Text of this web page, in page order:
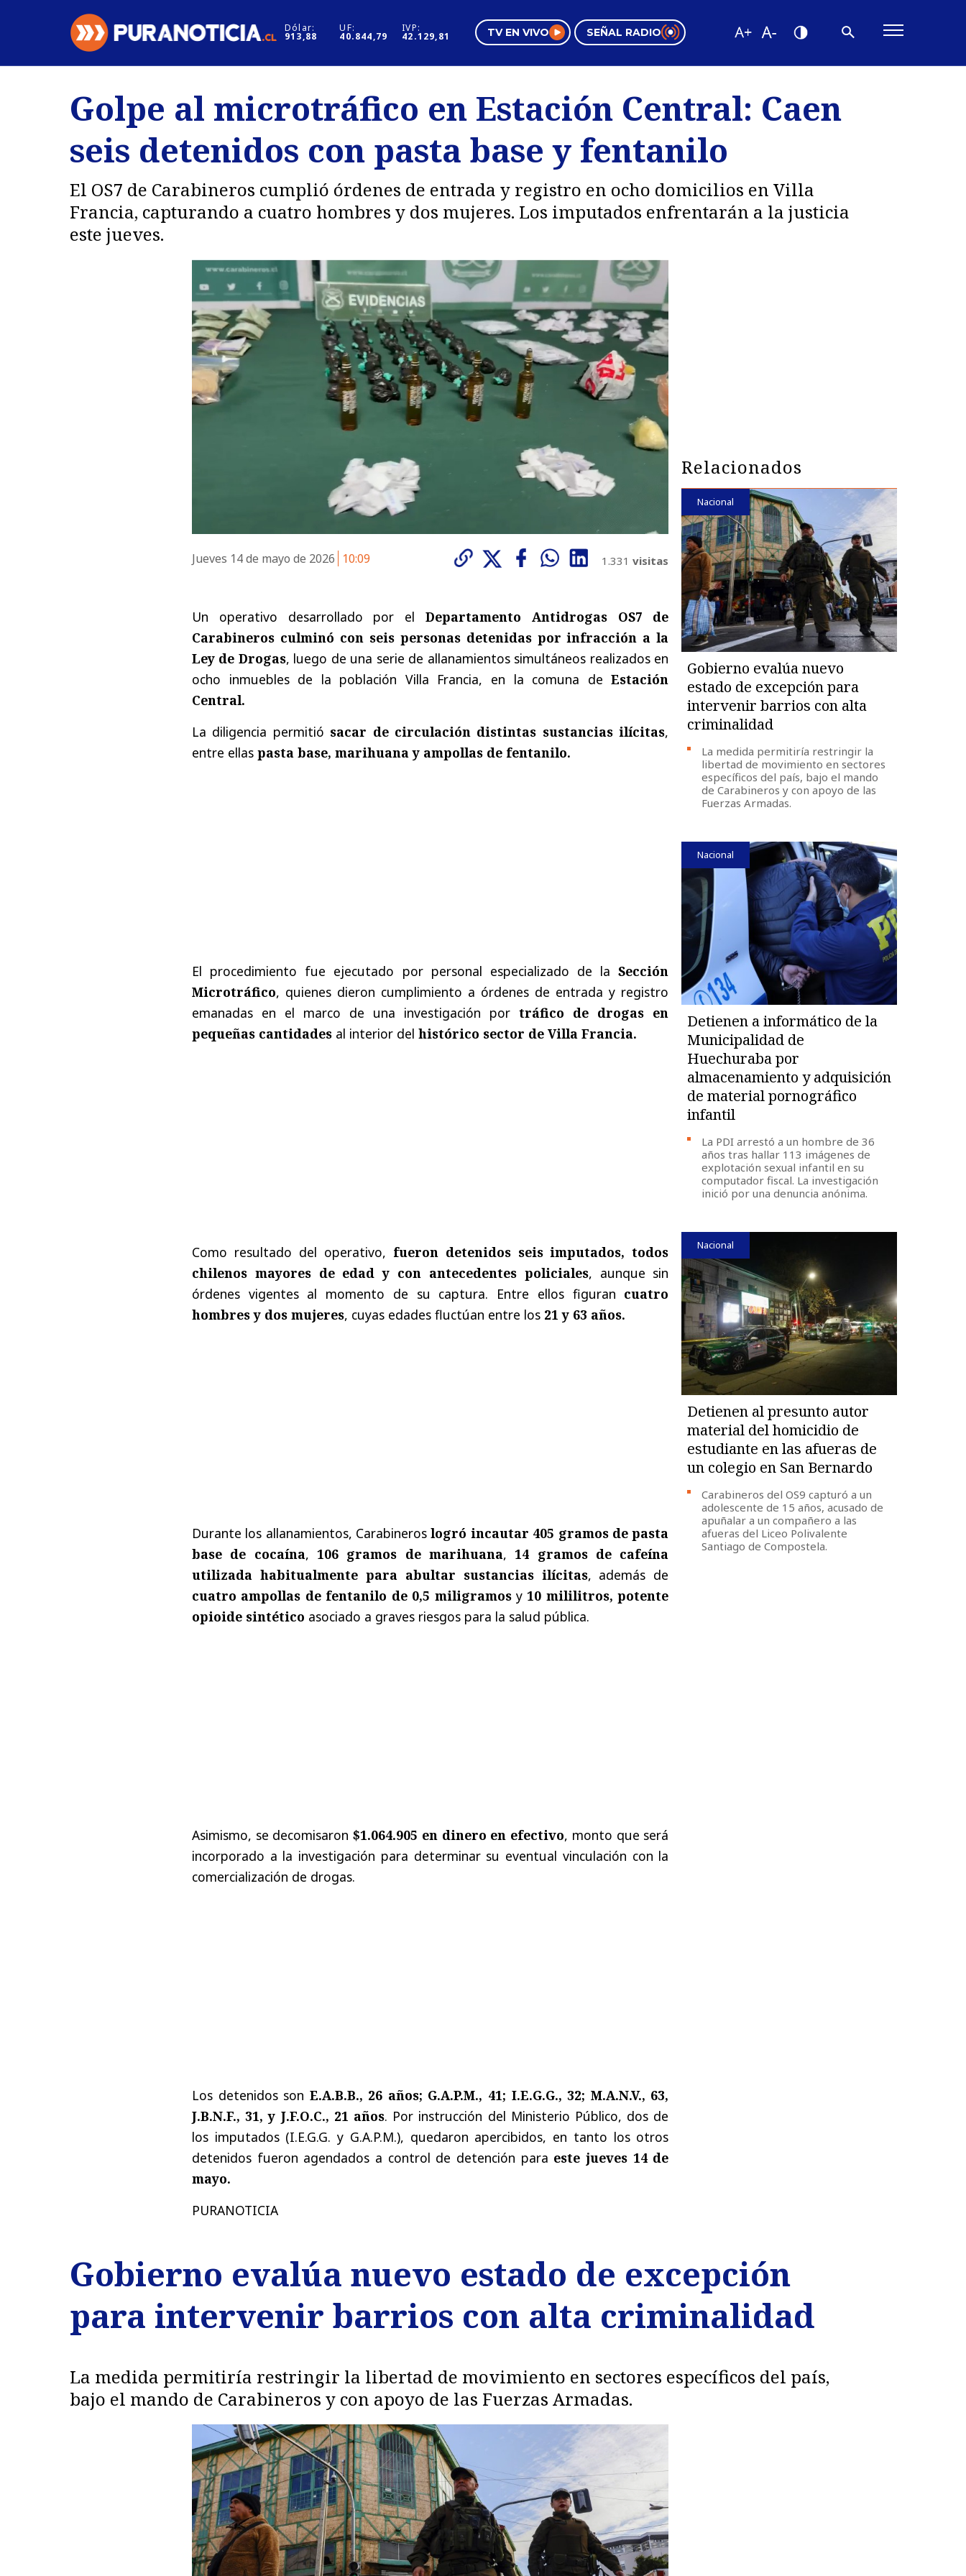
Dólar:
913,88
UF:
40.844,79
IVP:
42.129,81 TV EN VIVO SEÑAL RADIO
Regiones
Deportes
Internacional
Motores
Negocios
Pura Mujer
Tendencias
Videos
Golpe al microtráfico en Estación Central: Caen
seis detenidos con pasta base y fentanilo
El OS7 de Carabineros cumplió órdenes de entrada y registro en ocho domicilios en Villa
Francia, capturando a cuatro hombres y dos mujeres. Los imputados enfrentarán a la justicia
este jueves.
Jueves 14 de mayo de 2026 10:09 1.331 visitas
Un operativo desarrollado por el Departamento Antidrogas OS7 de
Carabineros culminó con seis personas detenidas por infracción a la
Ley de Drogas, luego de una serie de allanamientos simultáneos realizados en
ocho inmuebles de la población Villa Francia, en la comuna deEstación
Central.
La diligencia permitió sacar de circulación distintas sustancias ilícitas,
entre ellas pasta base, marihuana y ampollas de fentanilo.
El procedimiento fue ejecutado por personal especializado de laSección
Microtráfico, quienes dieron cumplimiento a órdenes de entrada y registro
emanadas en el marco de una investigación por tráfico de drogas en
pequeñas cantidades al interior del histórico sector de Villa Francia.
Como resultado del operativo, fueron detenidos seis imputados, todos
chilenos mayores de edad y con antecedentes policiales, aunque sin
órdenes vigentes al momento de su captura. Entre ellos figuran cuatro
hombres y dos mujeres, cuyas edades fluctúan entre los 21 y 63 años.
Durante los allanamientos, Carabineroslogró incautar 405 gramos de pasta
base de cocaína,106 gramos de marihuana,14 gramos de cafeína
utilizada habitualmente para abultar sustancias ilícitas, además de
cuatro ampollas de fentanilo de 0,5 miligramosy10 mililitros, potente
opioide sintético asociado a graves riesgos para la salud pública.
Asimismo, se decomisaron $1.064.905 en dinero en efectivo, monto que será
incorporado a la investigación para determinar su eventual vinculación con la
comercialización de drogas.
Los detenidos son E.A.B.B., 26 años; G.A.P.M., 41; I.E.G.G., 32; M.A.N.V., 63,
J.B.N.F., 31, y J.F.O.C., 21 años. Por instrucción del Ministerio Público, dos de
los imputados (I.E.G.G. y G.A.P.M.), quedaron apercibidos, en tanto los otros
detenidos fueron agendados a control de detención para este jueves 14 de
mayo.
PURANOTICIA
Relacionados
Nacional
Gobierno evalúa nuevo
estado de excepción para
intervenir barrios con alta
criminalidad
La medida permitiría restringir la
libertad de movimiento en sectores
específicos del país, bajo el mando
de Carabineros y con apoyo de las
Fuerzas Armadas.
Nacional
Detienen a informático de la
Municipalidad de
Huechuraba por
almacenamiento y adquisición
de material pornográfico
infantil
La PDI arrestó a un hombre de 36
años tras hallar 113 imágenes de
explotación sexual infantil en su
computador fiscal. La investigación
inició por una denuncia anónima.
Nacional
Detienen al presunto autor
material del homicidio de
estudiante en las afueras de
un colegio en San Bernardo
Carabineros del OS9 capturó a un
adolescente de 15 años, acusado de
apuñalar a un compañero a las
afueras del Liceo Polivalente
Santiago de Compostela.
Gobierno evalúa nuevo estado de excepción
para intervenir barrios con alta criminalidad
La medida permitiría restringir la libertad de movimiento en sectores específicos del país,
bajo el mando de Carabineros y con apoyo de las Fuerzas Armadas.